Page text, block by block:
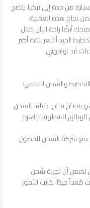
من جدة إلى تركيا، يتضح
نجاح هذه العملية.
أيضًا راحة البال خلال
الجيد أشعر بثقة أكبر
قد تواجهني.
التخطيط والشحن السلس:
مفتاح نجاح عملية الشحن.
المطلوبة جاهزة
مع شركة الشحن للحصول
تضمن أن تجربة شحن
جيدًا، كانت الأمور